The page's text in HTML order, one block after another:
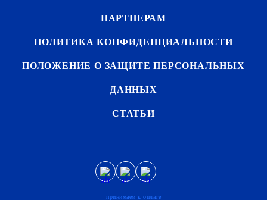
ПАРТНЕРАМ
ПОЛИТИКА КОНФИДЕНЦИАЛЬНОСТИ
ПОЛОЖЕНИЕ О ЗАЩИТЕ ПЕРСОНАЛЬНЫХ
ДАННЫХ
СТАТЬИ
принимаем к оплате